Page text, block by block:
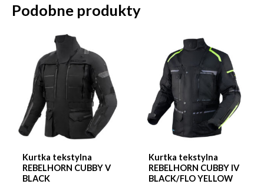
Podobne produkty
Kurtka tekstylna
REBELHORN CUBBY V
BLACK
Kurtka tekstylna
REBELHORN CUBBY IV
BLACK/FLO YELLOW